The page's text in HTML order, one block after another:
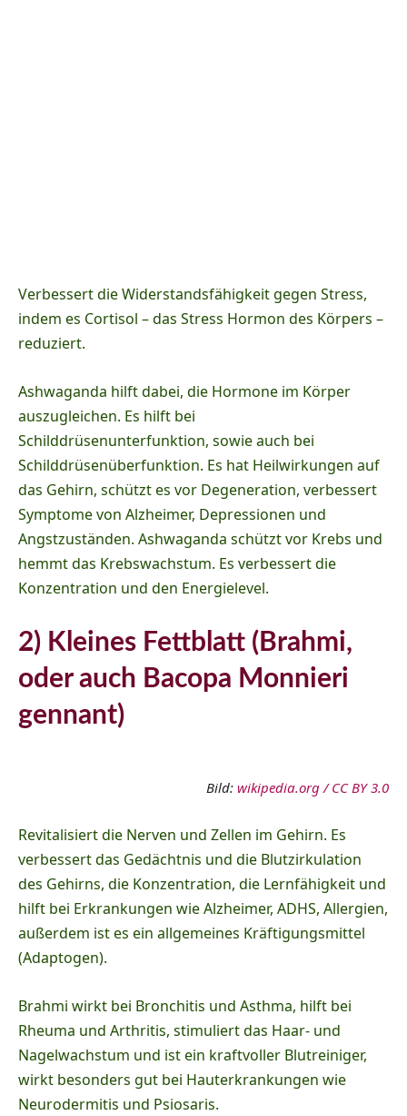
Verbessert die Widerstandsfähigkeit gegen Stress,
indem es Cortisol – das Stress Hormon des Körpers –
reduziert.
Ashwaganda hilft dabei, die Hormone im Körper
auszugleichen. Es hilft bei
Schilddrüsenunterfunktion, sowie auch bei
Schilddrüsenüberfunktion. Es hat Heilwirkungen auf
das Gehirn, schützt es vor Degeneration, verbessert
Symptome von Alzheimer, Depressionen und
Angstzuständen. Ashwaganda schützt vor Krebs und
hemmt das Krebswachstum. Es verbessert die
Konzentration und den Energielevel.
2) Kleines Fettblatt (Brahmi,
oder auch Bacopa Monnieri
gennant)
Bild: wikipedia.org / CC BY 3.0
Revitalisiert die Nerven und Zellen im Gehirn. Es
verbessert das Gedächtnis und die Blutzirkulation
des Gehirns, die Konzentration, die Lernfähigkeit und
hilft bei Erkrankungen wie Alzheimer, ADHS, Allergien,
außerdem ist es ein allgemeines Kräftigungsmittel
(Adaptogen).
Brahmi wirkt bei Bronchitis und Asthma, hilft bei
Rheuma und Arthritis, stimuliert das Haar- und
Nagelwachstum und ist ein kraftvoller Blutreiniger,
wirkt besonders gut bei Hauterkrankungen wie
Neurodermitis und Psiosaris.